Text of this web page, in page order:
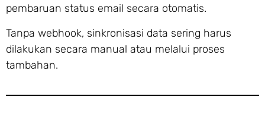
pembaruan status email secara otomatis.
Tanpa webhook, sinkronisasi data sering harus
dilakukan secara manual atau melalui proses
tambahan.